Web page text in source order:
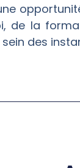
de la
des